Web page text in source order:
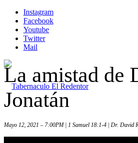
Instagram
Facebook
Youtube
Twitter
Mail
La amistad de
Jonatán
Mayo 12, 2021 – 7:00PM | 1 Samuel 18:1-4 | Dr. David